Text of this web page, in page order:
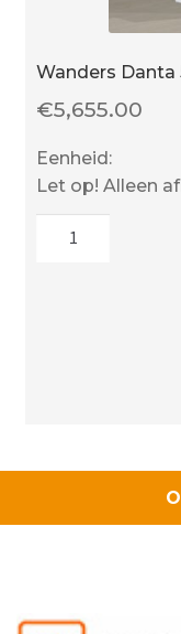
Wanders Danta
€5,655.00
Eenheid:
Let op! Alleen